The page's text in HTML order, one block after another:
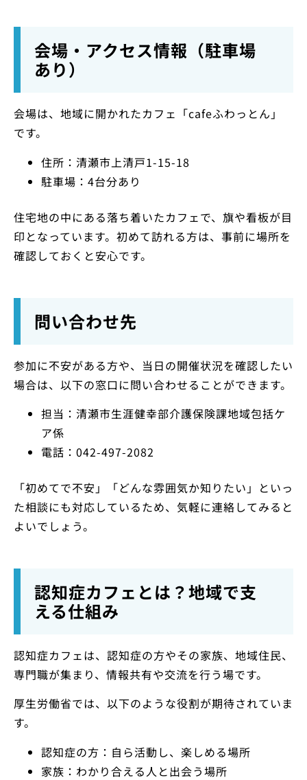
会場・アクセス情報（駐車場
あり）
会場は、地域に開かれたカフェ「cafeふわっとん」
です。
住所：清瀬市上清戸1-15-18
駐車場：4台分あり
住宅地の中にある落ち着いたカフェで、旗や看板が目
印となっています。初めて訪れる方は、事前に場所を
確認しておくと安心です。
問い合わせ先
参加に不安がある方や、当日の開催状況を確認したい
場合は、以下の窓口に問い合わせることができます。
担当：清瀬市生涯健幸部介護保険課地域包括ケ
ア係
電話：042-497-2082
「初めてで不安」「どんな雰囲気か知りたい」といっ
た相談にも対応しているため、気軽に連絡してみると
よいでしょう。
認知症カフェとは？地域で支
える仕組み
認知症カフェは、認知症の方やその家族、地域住民、
専門職が集まり、情報共有や交流を行う場です。
厚生労働省では、以下のような役割が期待されていま
す。
認知症の方：自ら活動し、楽しめる場所
家族：わかり合える人と出会う場所